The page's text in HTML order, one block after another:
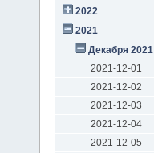
2022
2021
Декабря 2021
2021-12-01
2021-12-02
2021-12-03
2021-12-04
2021-12-05